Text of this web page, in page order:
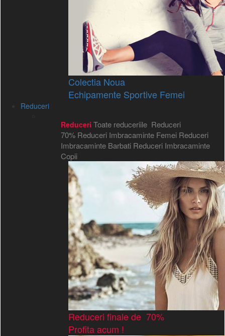
Colectia Noua
Echipamente Sportive Femei
Reduceri
Reduceri Toate reduceriile Reduceri
70% Reduceri Imbracaminte Femei Reduceri
Imbracaminte Barbati Reduceri Imbracaminte
Copii
Reduceri finale de 70%
Profita acum !